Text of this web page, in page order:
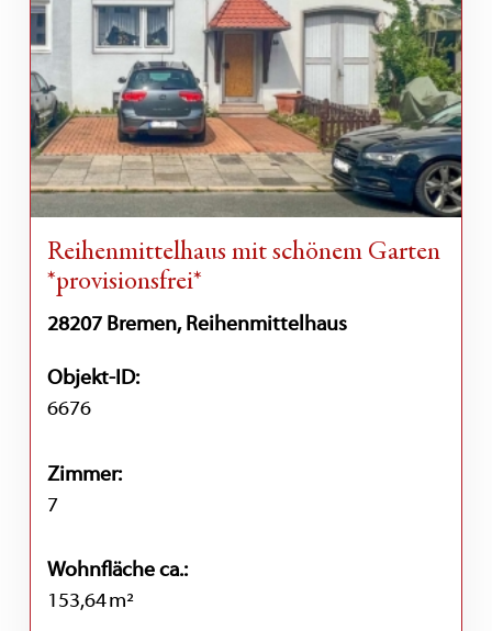
Reihenmittelhaus mit schönem Garten
*provisionsfrei*
28207 Bremen, Reihenmittelhaus
Objekt-ID:
6676
Zimmer:
7
Wohnfläche ca.:
153,64 m²